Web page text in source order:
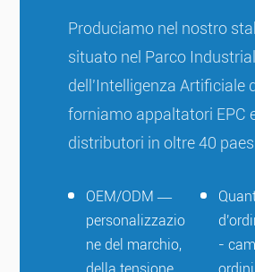
Produciamo nel nostro
situato nel Parco
dell'Intelligenza Artificiale
forniamo appaltatori EPC
distributori in oltre 40
OEM/ODM —
personalizzazio
ne del marchio,
-